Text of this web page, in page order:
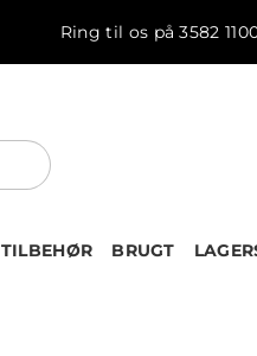
Ring til os på 3582
TILBEHØR BRUGT